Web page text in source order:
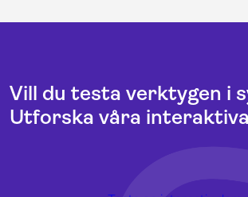
Vill du testa verktygen i
Utforska våra